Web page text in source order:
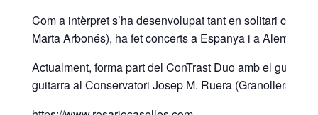
Com a intèrpret s’ha desenvolupat tant en solitari com
Marta Arbonés), ha fet concerts a Espanya i a Alemanya.
Actualment, forma part del ConTrast Duo amb el
guitarra al Conservatori Josep M. Ruera (Granollers,